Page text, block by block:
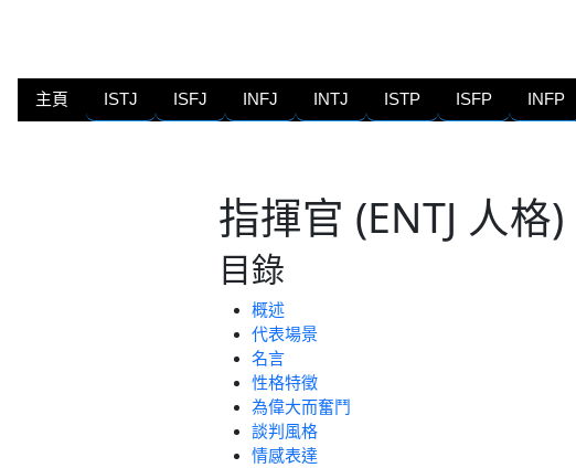
主頁 ISTJ ISFJ INFJ INTJ ISTP ISFP INFP
指揮官 (ENTJ 人格)
目錄
概述
代表場景
名言
性格特徵
為偉大而奮鬥
談判風格
情感表達